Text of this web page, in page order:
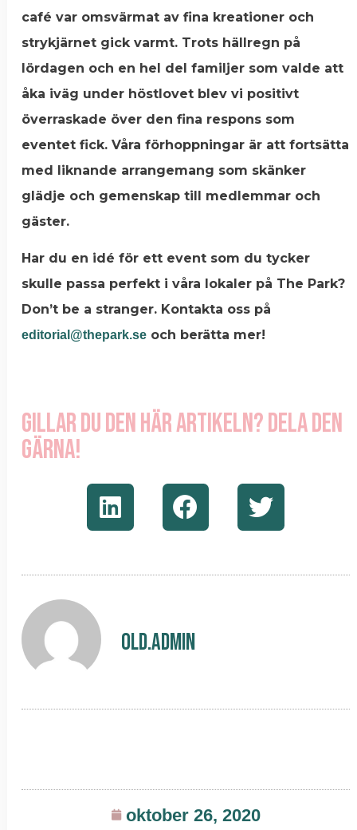
café var omsvärmat av fina kreationer och
strykjärnet gick varmt. Trots hällregn på
lördagen och en hel del familjer som valde att
åka iväg under höstlovet blev vi positivt
överraskade över den fina respons som
eventet fick. Våra förhoppningar är att fortsätta
med liknande arrangemang som skänker
glädje och gemenskap till medlemmar och
gäster.
Har du en idé för ett event som du tycker
skulle passa perfekt i våra lokaler på The Park?
Don’t be a stranger. Kontakta oss på
editorial@thepark.se och berätta mer!
Gillar du den här artikeln? Dela den
gärna!
old.admin
oktober 26, 2020